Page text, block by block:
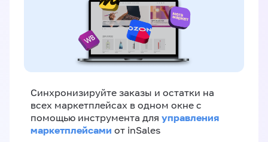
Синхронизируйте заказы и остатки на
всех маркетплейсах в одном окне с
помощью инструмента для управления
маркетплейсами от inSales